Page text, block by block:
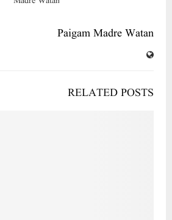
Paigam Madre Watan
RELATED POSTS